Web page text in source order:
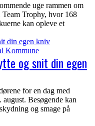
uge rammen om
Trophy, hvor 168
kan opleve et
din egen kniv
og snit din egen
for en dag med
Besøgende kan
og smage på